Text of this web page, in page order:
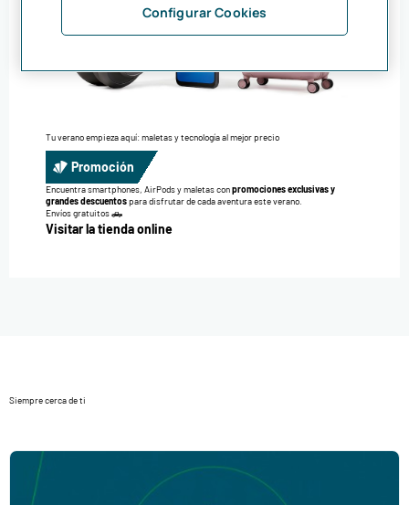
Tu verano empieza aquí: maletas y tecnología al mejor precio
Promoción
Encuentra smartphones, AirPods y maletas conpromociones exclusivas y
grandes descuentospara disfrutar de cada aventura este verano.
Envíos gratuitos 🛻
Visitar la tienda online
Siempre cerca de ti
Configurar Cookies